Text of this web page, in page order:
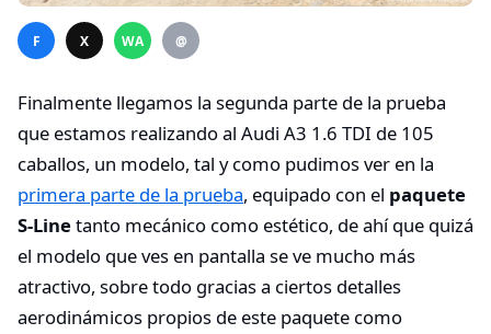
F X WA @
Finalmente llegamos la segunda parte de la prueba
que estamos realizando al Audi A3 1.6 TDI de 105
caballos, un modelo, tal y como pudimos ver en la
primera parte de la prueba, equipado con el paquete
S-Linetanto mecánico como estético, de ahí que quizá
el modelo que ves en pantalla se ve mucho más
atractivo, sobre todo gracias a ciertos detalles
aerodinámicos propios de este paquete como